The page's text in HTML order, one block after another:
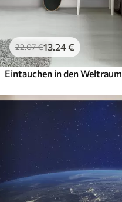
22.07€13 .24€
Eintauchen in den Weltraum